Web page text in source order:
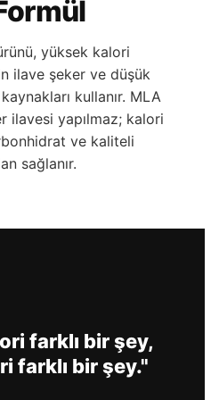
yüksek kalori
ilave şeker ve düşük
kullanır. MLA
ilavesi yapılmaz; kalori
ve kaliteli
sağlanır.
farklı bir şey,
farklı bir şey."